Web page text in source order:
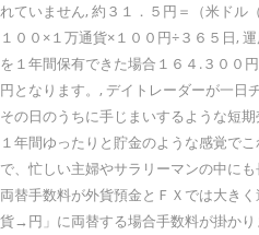
れていません, 約３１．５円＝（米ドル
１００×１万通貨×１００円÷３６５日,
を１年間保有できた場合１６４.３００
円となります。, デイトレーダーが一日
その日のうちに手じまいするような短
１年間ゆったりと貯金のような感覚で
で、忙しい主婦やサラリーマンの中に
両替手数料が外貨預金とＦＸでは大き
貨→円」に両替する場合手数料が掛か